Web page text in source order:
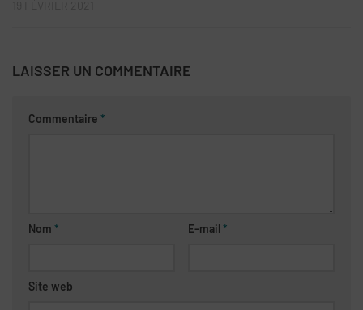
LAISSER UN COMMENTAIRE
Commentaire *
Nom * E-mail*
Site web